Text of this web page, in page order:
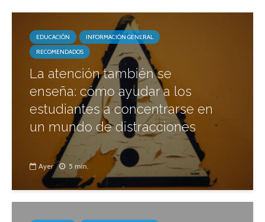
EDUCACIÓN
INFORMACIÓN GENERAL
RECOMENDADOS
La atención también se
enseña: cómo ayudar a los
estudiantes a concentrarse en
un mundo de distracciones
Ayer 5 min.